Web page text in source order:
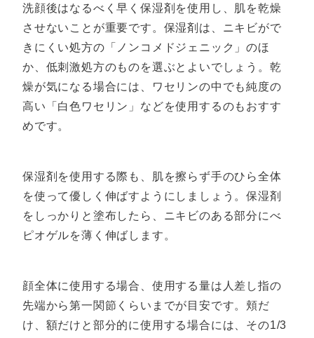
洗顔後はなるべく早く保湿剤を使用し、肌を乾燥
させないことが重要です。保湿剤は、ニキビがで
きにくい処方の「ノンコメドジェニック」のほ
か、低刺激処方のものを選ぶとよいでしょう。乾
燥が気になる場合には、ワセリンの中でも純度の
高い「白色ワセリン」などを使用するのもおすす
めです。
保湿剤を使用する際も、肌を擦らず手のひら全体
を使って優しく伸ばすようにしましょう。保湿剤
をしっかりと塗布したら、ニキビのある部分にべ
ピオゲルを薄く伸ばします。
顔全体に使用する場合、使用する量は人差し指の
先端から第一関節くらいまでが目安です。頬だ
け、額だけと部分的に使用する場合には、その1/3